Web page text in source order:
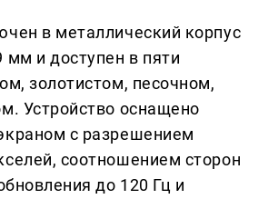
в металлический корпус
мм и доступен в пяти
золотистом, песочном,
Устройство оснащено
с разрешением
соотношением сторон
до 120 Гц и